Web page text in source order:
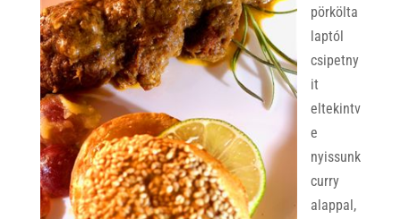
pörkölta
laptól
csipetny
it
eltekintv
e
nyissunk
curry
alappal,